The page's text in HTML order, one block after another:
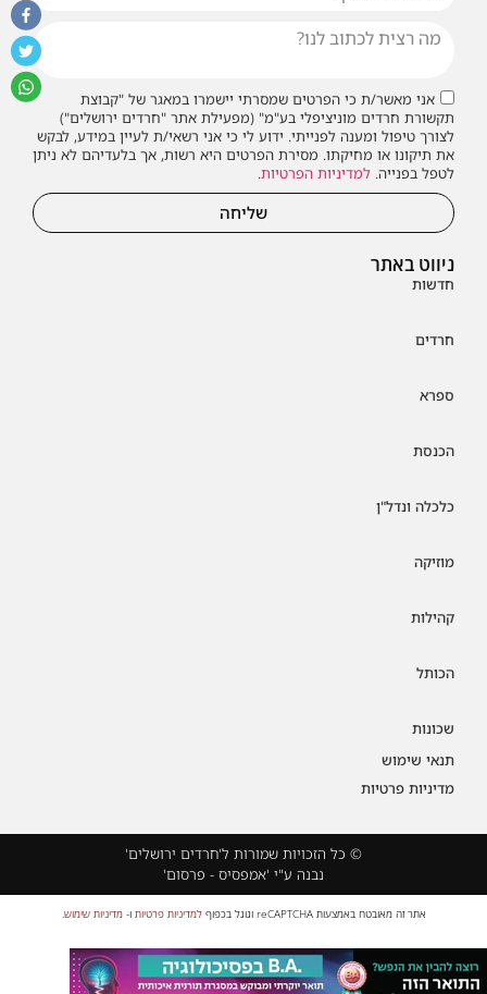
ניווט באתר
חדשות
חרדים
ספרא
הכנסת
כלכלה ונדל"ן
מוזיקה
קהילות
הכותל
שכונות
תנאי שימוש
מדיניות פרטיות
אני מאשר/ת כי הפרטים שמסרתי יישמרו במאגר של "קבוצת
תקשורת חרדים מוניציפלי בע"מ" (מפעילת אתר "חרדים ירושלים")
לצורך טיפול ומענה לפנייתי. ידוע לי כי אני רשאי/ת לעיין במידע, לבקש
את תיקונו או מחיקתו. מסירת הפרטים היא רשות, אך בלעדיהם לא ניתן
לטפל בפנייה. למדיניות הפרטיות.
שליחה
© כל הזכויות שמורות ל'חרדים ירושלים'
נבנה ע"י 'אמפסיס - פרסום'
אתר זה מאובטח באמצעות reCAPTCHA וגוגל בכפוף למדיניות פרטיות ו-מדיניות שימוש.